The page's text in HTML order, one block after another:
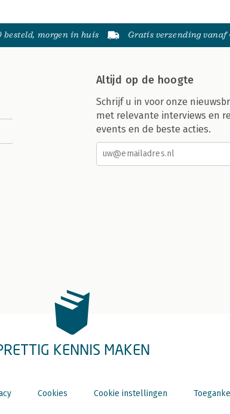
besteld, morgen in huis Gratis verzending
Altijd op de hoogte
Schrijf u in voor onze
met relevante interviews en
events en de beste acties.
KENNIS MAKEN
Cookies Cookie instellingen